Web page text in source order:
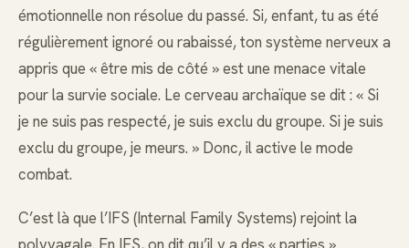
émotionnelle non résolue du passé. Si, enfant, tu as été
régulièrement ignoré ou rabaissé, ton système nerveux a
appris que « être mis de côté » est une menace vitale
pour la survie sociale. Le cerveau archaïque se dit : « Si
je ne suis pas respecté, je suis exclu du groupe. Si je suis
exclu du groupe, je meurs. » Donc, il active le mode
combat.
C’est là que l’IFS (Internal Family Systems) rejoint la